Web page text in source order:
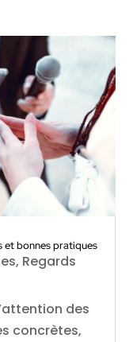
et bonnes pratiques
, Regards
des
concrètes,